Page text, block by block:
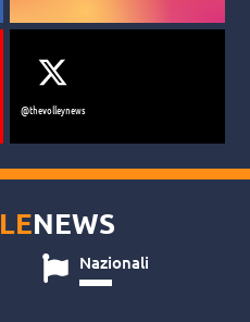
@thevolleynews
LENEWS
Nazionali